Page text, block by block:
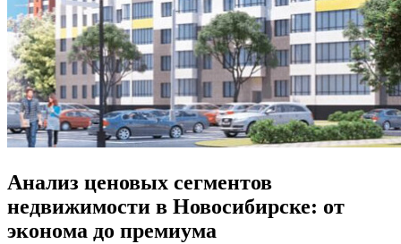
Анализ ценовых сегментов
недвижимости в Новосибирске: от
эконома до премиума